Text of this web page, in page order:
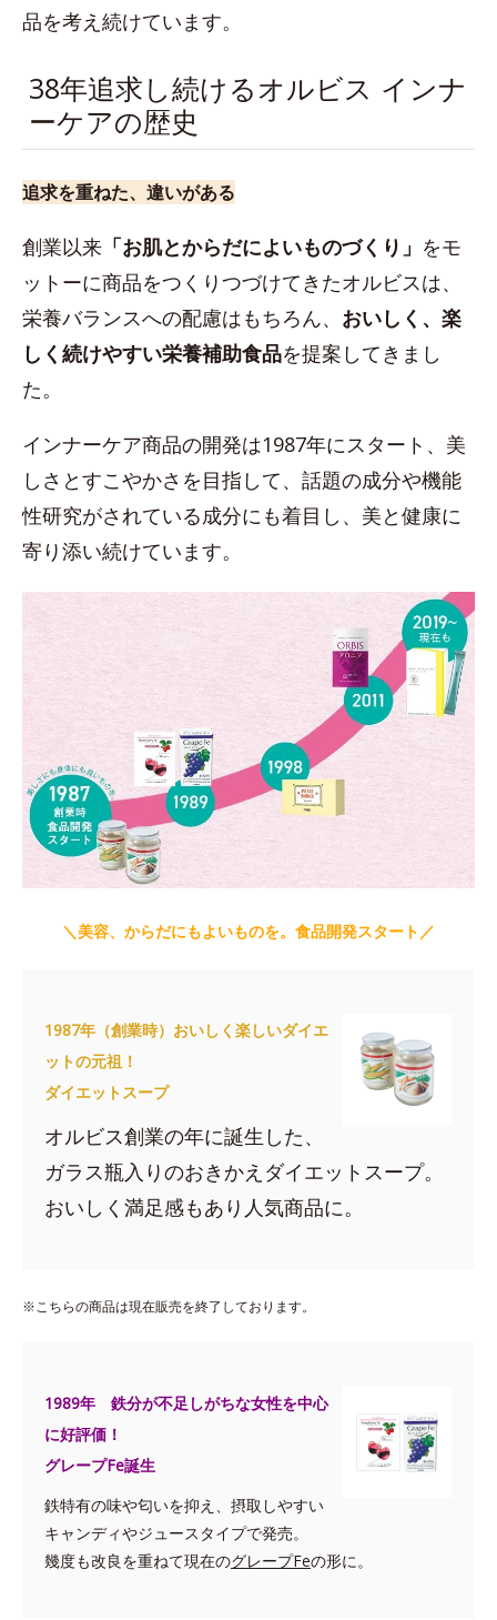
品を考え続けています。
38年追求し続けるオルビス インナ
ーケアの歴史
追求を重ねた、違いがある
創業以来 「お肌とからだによいものづくり」 をモ
ットーに商品をつくりつづけてきたオルビスは、
栄養バランスへの配慮はもちろん、 おいしく、楽
しく続けやすい栄養補助食品を提案してきまし
た。
インナーケア商品の開発は1987年にスタート、美
しさとすこやかさを目指して、話題の成分や機能
性研究がされている成分にも着目し、美と健康に
寄り添い続けています。
＼美容、からだにもよいものを。食品開発スタート／
1987年（創業時）おいしく楽しいダイエ
ットの元祖！
ダイエットスープ
オルビス創業の年に誕生した、
ガラス瓶入りのおきかえダイエットスープ。
おいしく満足感もあり人気商品に。
※こちらの商品は現在販売を終了しております。
1989年 鉄分が不足しがちな女性を中心
に好評価！
グレープFe誕生
鉄特有の味や匂いを抑え、摂取しやすい
キャンディやジュースタイプで発売。
幾度も改良を重ねて現在のグレープFeの形に。